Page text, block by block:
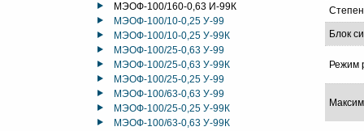
МЭОФ-100/160-0,63 И-99К
МЭОФ-100/10-0,25 У-99
МЭОФ-100/10-0,25 У-99К
МЭОФ-100/25-0,63 У-99
МЭОФ-100/25-0,63 У-99К
МЭОФ-100/25-0,25 У-99
МЭОФ-100/63-0,63 У-99
МЭОФ-100/25-0,25 У-99К
МЭОФ-100/63-0,63 У-99К
Блок
Режим